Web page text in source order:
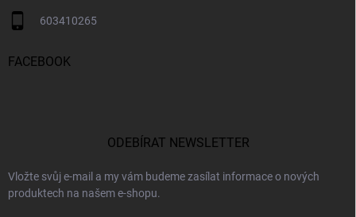
603410265
FACEBOOK
ODEBÍRAT NEWSLETTER
Vložte svůj e-mail a my vám budeme zasílat informace o nových
produktech na našem e-shopu.